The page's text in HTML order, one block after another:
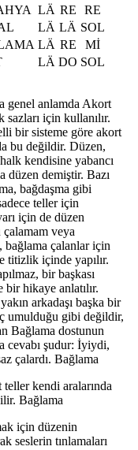
LÄ RE
RE
LÄ LÄ SOL
LÄ RE
Mİ
LÄ DO SOL
genel anlamda Akort
için kullanılır.
bir sisteme göre akort
bu değildir. Düzen,
kendisine yabancı
düzen demiştir. Bazı
bağdaşma gibi
teller için
için de düzen
çalamam veya
çalanlar için
içinde yapılır.
bir başkası
bir hikaye anlatılır.
arkadaşı başka bir
umulduğu gibi değildir,
Bağlama dostunun
cevabı şudur: İyiydi,
çalardı. Bağlama
kendi aralarında
Bağlama
için düzenin
seslerin tınlamaları